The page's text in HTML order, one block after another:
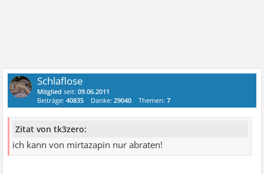
Schlaflose
Mitglied seit:09.06.2011
Beiträge:40835 Danke:29040 Themen:7
Zitat von tk3zero:
ich kann von mirtazapin nur abraten!